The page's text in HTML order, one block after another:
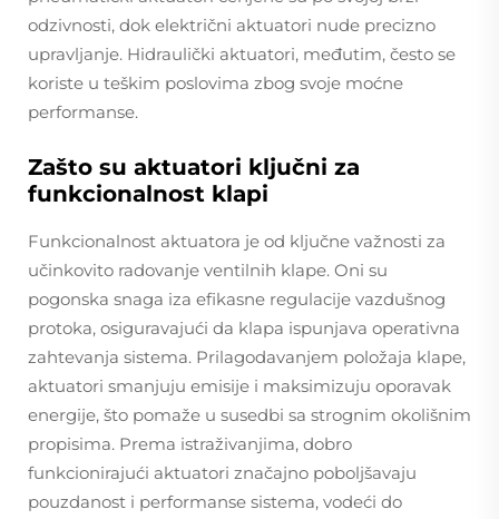
odzivnosti, dok električni aktuatori nude precizno
upravljanje. Hidraulički aktuatori, međutim, često se
koriste u teškim poslovima zbog svoje moćne
performanse.
Zašto su aktuatori ključni za
funkcionalnost klapi
Funkcionalnost aktuatora je od ključne važnosti za
učinkovito radovanje ventilnih klape. Oni su
pogonska snaga iza efikasne regulacije vazdušnog
protoka, osiguravajući da klapa ispunjava operativna
zahtevanja sistema. Prilagodavanjem položaja klape,
aktuatori smanjuju emisije i maksimizuju oporavak
energije, što pomaže u susedbi sa strognim okolišnim
propisima. Prema istraživanjima, dobro
funkcionirajući aktuatori značajno poboljšavaju
pouzdanost i performanse sistema, vodeći do